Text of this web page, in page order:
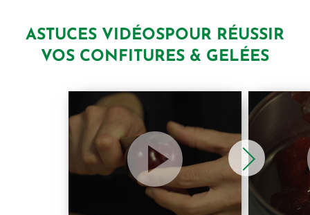
ASTUCES VIDÉOSPOUR RÉUSSIR
VOS CONFITURES & GELÉES